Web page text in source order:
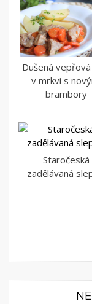
Dušená
v mrkvi s
brambory
Staročeská
zadělávaná